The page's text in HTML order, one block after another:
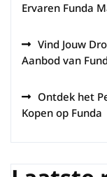
Ervaren Funda
Vind Jouw
Aanbod van
Ontdek het
Kopen op Funda